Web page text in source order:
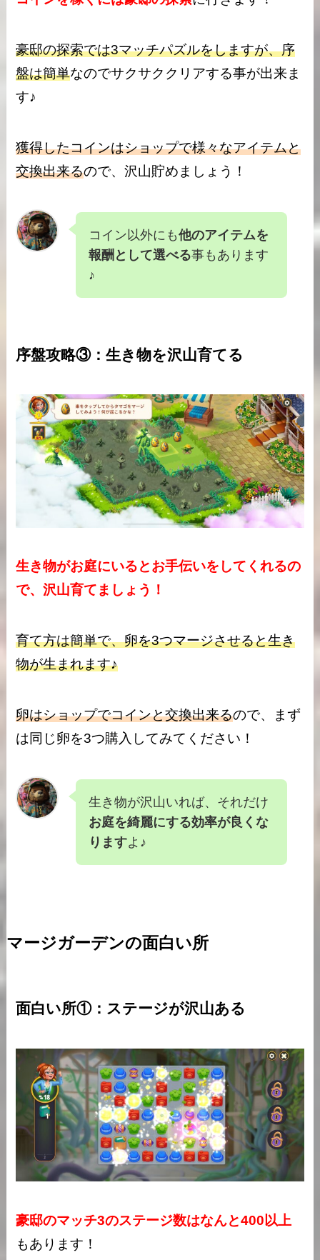
豪邸の探索では3マッチパズルをしますが、序
盤は簡単なのでサクサククリアする事が出来ま
す♪
獲得したコインはショップで様々なアイテムと
交換出来るので、沢山貯めましょう！
コイン以外にも他のアイテムを
報酬として選べる事もあります
♪
序盤攻略③：生き物を沢山育てる
生き物がお庭にいるとお手伝いをしてくれるの
で、沢山育てましょう！
育て方は簡単で、卵を3つマージさせると生き
物が生まれます♪
卵はショップでコインと交換出来るので、まず
は同じ卵を3つ購入してみてください！
生き物が沢山いれば、それだけ
お庭を綺麗にする効率が良くな
りますよ♪
マージガーデンの面白い所
面白い所①：ステージが沢山ある
豪邸のマッチ3のステージ数はなんと400以上
もあります！